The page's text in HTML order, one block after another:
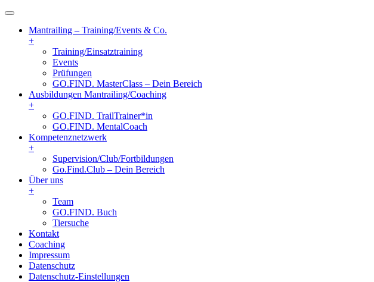
Mantrailing – Training/Events & Co.
+
Training/Einsatztraining
Events
Prüfungen
GO.FIND. MasterClass – Dein Bereich
Ausbildungen Mantrailing/Coaching
+
GO.FIND. TrailTrainer*in
GO.FIND. MentalCoach
Kompetenznetzwerk
+
Supervision/Club/Fortbildungen
Go.Find.Club – Dein Bereich
Über uns
+
Team
GO.FIND. Buch
Tiersuche
Kontakt
Coaching
Impressum
Datenschutz
Datenschutz-Einstellungen